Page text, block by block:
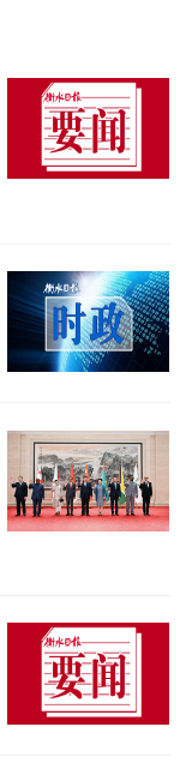
画的川蜀
“蓉宝”相映
国政府和中
世界大学生
表示热烈欢
于今晚正
、精彩的办
因素影响，
都大运会顺利
展作出新贡